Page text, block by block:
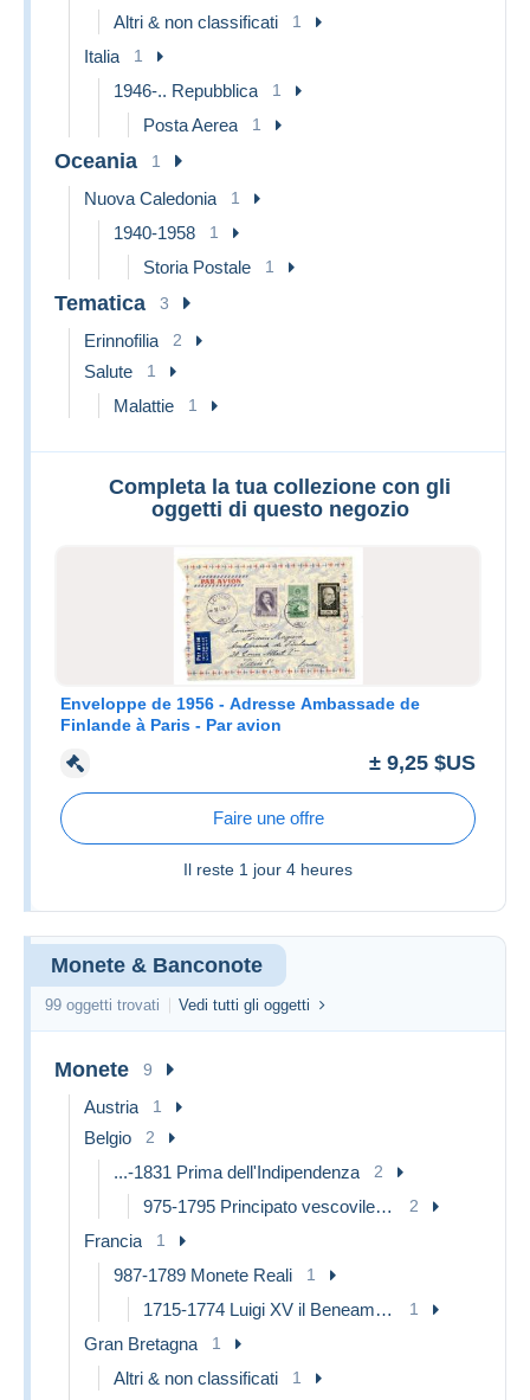
Altri & non classificati 1
Italia 1
1946-.. Repubblica 1
Posta Aerea 1
Oceania 1
Nuova Caledonia 1
1940-1958 1
Storia Postale 1
Tematica 3
Erinnofilia 2
Salute 1
Malattie 1
Completa la tua collezione con gli
oggetti di questo negozio
Enveloppe de 1956 - Adresse Ambassade de
Finlande à Paris - Par avion
± 9,25 $US
Faire une offre
Il reste 1 jour 4 heures
Monete & Banconote
99 oggetti trovati Vedi tutti gli oggetti
Monete 9
Austria 1
Belgio 2
...-1831 Prima dell'Indipendenza 2
975-1795 Principato vescovile di Liegi 2
Francia 1
987-1789 Monete Reali 1
1715-1774 Luigi XV il Beneamato 1
Gran Bretagna 1
Altri & non classificati 1